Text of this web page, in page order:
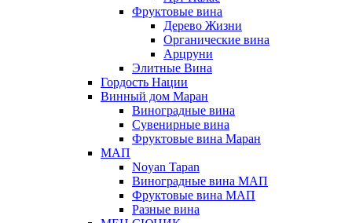
Фруктовые вина
Дерево Жизни
Органические вина
Арцруни
Элитные Вина
Гордость Нации
Винный дом Маран
Виноградные вина
Сувенирные вина
Фруктовые вина Маран
МАП
Noyan Tapan
Виноградные вина МАП
Фруктовые вина МАП
Разные вина